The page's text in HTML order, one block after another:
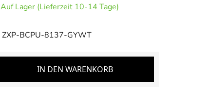
Auf Lager (Lieferzeit 10-14 Tage)
ZXP-BCPU-8137-GYWT
IN DEN WARENKORB